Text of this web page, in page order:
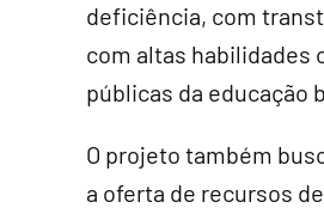
deficiência, com
com altas habilidades
públicas da educação
O projeto também
a oferta de recursos